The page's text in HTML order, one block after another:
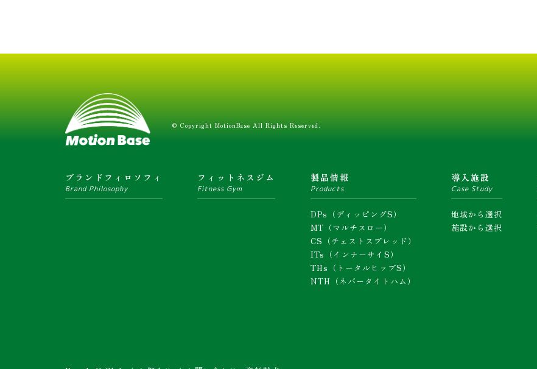
© Copyright MotionBase All Rights Reserved.
ブランドフィロソフィ
Brand Philosophy
フィットネスジム
Fitness Gym
製品情報
Products
DPs（ディッピングS）
MT（マルチスロー）
CS（チェストスプレッド）
ITs（インナーサイS）
THs（トータルヒップS）
NTH（ネバータイトハム）
導入施設
Case Study
地域から選択
施設から選択